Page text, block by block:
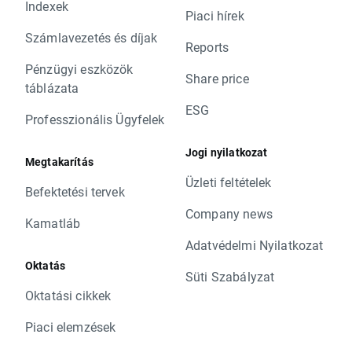
Indexek
Számlavezetés és díjak
Pénzügyi eszközök
táblázata
Professzionális Ügyfelek
Megtakarítás
Befektetési tervek
Kamatláb
Oktatás
Oktatási cikkek
Piaci elemzések
Piaci hírek
Reports
Share price
ESG
Jogi nyilatkozat
Üzleti feltételek
Company news
Adatvédelmi Nyilatkozat
Süti Szabályzat